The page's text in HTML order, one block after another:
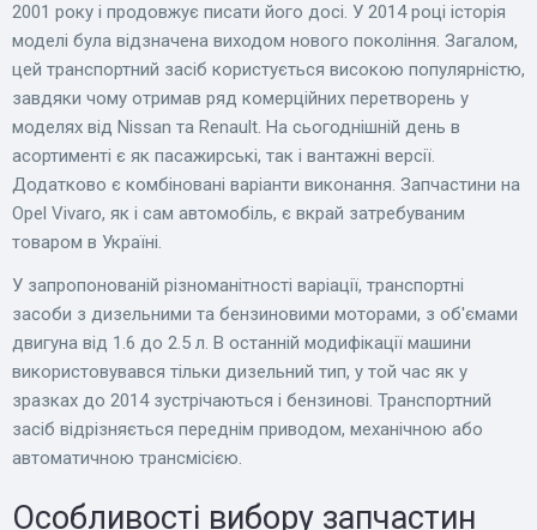
2001 року і продовжує писати його досі. У 2014 році історія
моделі була відзначена виходом нового покоління. Загалом,
цей транспортний засіб користується високою популярністю,
завдяки чому отримав ряд комерційних перетворень у
моделях від Nissan та Renault. На сьогоднішній день в
асортименті є як пасажирські, так і вантажні версії.
Додатково є комбіновані варіанти виконання. Запчастини на
Opel Vivaro, як і сам автомобіль, є вкрай затребуваним
товаром в Україні.
У запропонованій різноманітності варіації, транспортні
засоби з дизельними та бензиновими моторами, з об'ємами
двигуна від 1.6 до 2.5 л. В останній модифікації машини
використовувався тільки дизельний тип, у той час як у
зразках до 2014 зустрічаються і бензинові. Транспортний
засіб відрізняється переднім приводом, механічною або
автоматичною трансмісією.
Особливості вибору запчастин